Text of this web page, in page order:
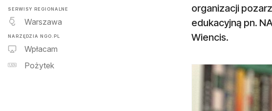
SERWISY REGIONALNE
Warszawa
NARZĘDZIA NGO.PL
Wpłacam
Pożytek
organizacji
edukacyjną pn.
Wiencis.